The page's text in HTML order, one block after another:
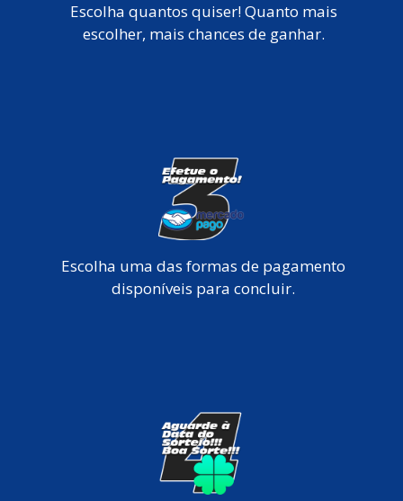
Escolha quantos quiser! Quanto mais
escolher, mais chances de ganhar.
Escolha uma das formas de pagamento
disponíveis para concluir.